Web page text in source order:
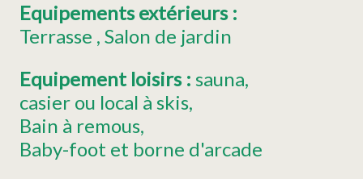
Equipements extérieurs :
Terrasse Salon de jardin
Equipement loisirs : sauna
casier ou local à skis
Bain à remous
Baby-foot et borne d'arcade